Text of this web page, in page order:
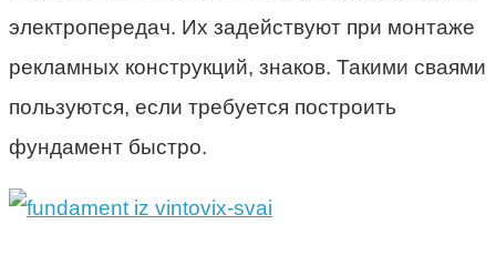
электропередач. Их задействуют при монтаже
рекламных конструкций, знаков. Такими сваями
пользуются, если требуется построить
фундамент быстро.